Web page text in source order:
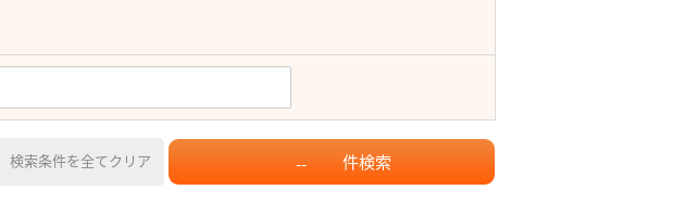
検索条件を全てクリア -- 件検索